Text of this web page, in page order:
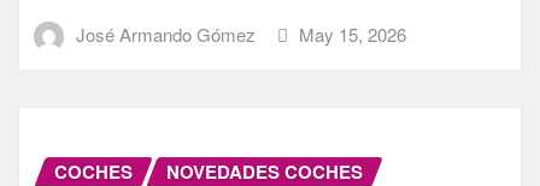
José Armando Gómez May 15, 2026
COCHES
NOVEDADES COCHES